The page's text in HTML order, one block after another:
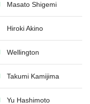
Masato Shigemi
Hiroki Akino
Wellington
Takumi Kamijima
Yu Hashimoto